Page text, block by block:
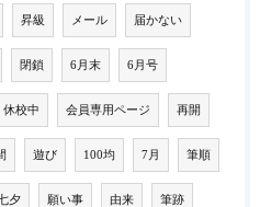
昇級 メール 届かない
閉鎖 6月末 6月号
休校中 会員専用ページ 再開
遊び 100均 7月 筆順
夕 願い事 由来 筆跡